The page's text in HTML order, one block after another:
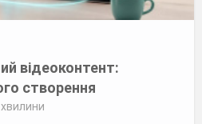
відеоконтент:
створення